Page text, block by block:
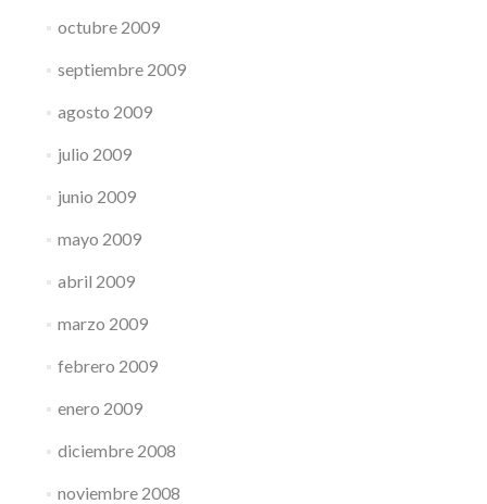
octubre 2009
septiembre 2009
agosto 2009
julio 2009
junio 2009
mayo 2009
abril 2009
marzo 2009
febrero 2009
enero 2009
diciembre 2008
noviembre 2008